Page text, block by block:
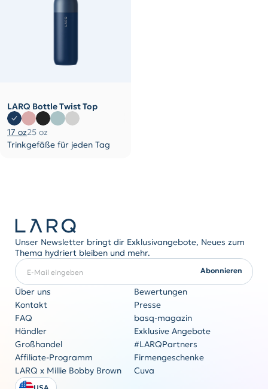
LARQ Bottle Twist Top
17 oz25 oz
Trinkgefäße für jeden Tag
Unser Newsletter bringt dir Exklusivangebote, Neues zum
Thema hydriert bleiben und mehr.
E-Mail eingeben
Abonnieren
Über uns
Bewertungen
Kontakt
Presse
FAQ
basq-magazin
Händler
Exklusive Angebote
Großhandel
#LARQPartners
Affiliate-Programm
Firmengeschenke
LARQ x Millie Bobby Brown
Cuva
Firmengeschenke
Originalität kommt nie aus der Mode
Angebot anfordern